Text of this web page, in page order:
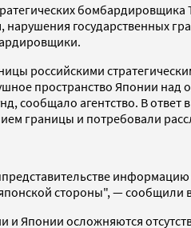
нарушения государственных
российскими
пространство Японии
сообщало агентство. В
границы и потребовали
стороны", — сообщили
и Японии осложняются